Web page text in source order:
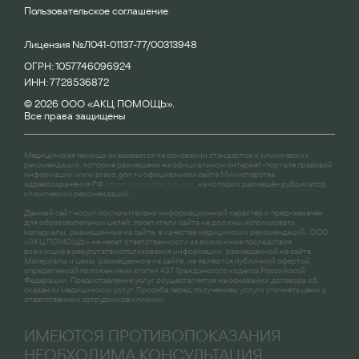
Пользовательское соглашение
Лицензия №Л041-01137-77/00313948
ОГРН: 1057746096924
ИНН: 7728536872
© 2026 ООО «АКЦ ПОМОЩЬ».
Все права защищены
Медицинская помощь оказывается на основании стандартов и клинических
рекомендаций, которые размещены на официальном интернет-портале правовой
информации www.pravo.gov.ru официальном сайте Министерства
здравоохранения РФ
, на которых размещён рубрикатор
клинических рекомендаций.
Данный сайт носит исключительно информационный характер и предназначен
для образовательных целей, посетители сайта не должны использовать
материалы, размещенные на сайте, в качестве медицинских рекомендаций. ООО
«АКЦ ПОМОЩЬ» не несет ответственности за возможные последствия,
возникшие в результате использования информации, размещенной на сайте.
Материалы и цены, размещенные на сайте, не являются публичной офертой,
определяемой положениями статьи 437 Гражданского кодекса Российской
Федерации. Предоставление услуг осуществляется на основании договора об
оказании медицинских услуг. Просьба перед получением услуги уточнять цены у
ответственных сотрудников клиники.
ИМЕЮТСЯ ПРОТИВОПОКАЗАНИЯ
НЕОБХОДИМА КОНСУЛЬТАЦИЯ